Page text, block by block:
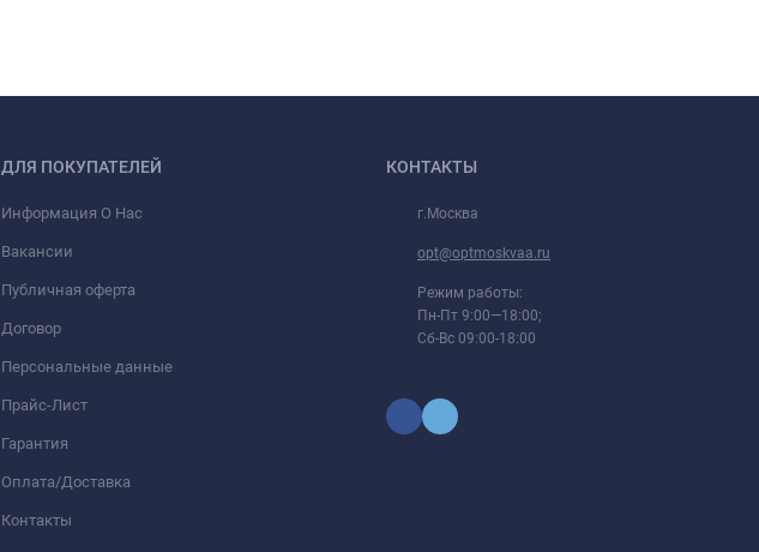
ДЛЯ ПОКУПАТЕЛЕЙ
Информация О Нас
Вакансии
Публичная оферта
Договор
Персональные данные
Прайс-Лист
Гарантия
Оплата/Доставка
Контакты
КОНТАКТЫ
г.Москва
opt@optmoskvaa.ru
Режим работы:
Пн-Пт 9:00—18:00;
Сб-Вс 09:00-18:00